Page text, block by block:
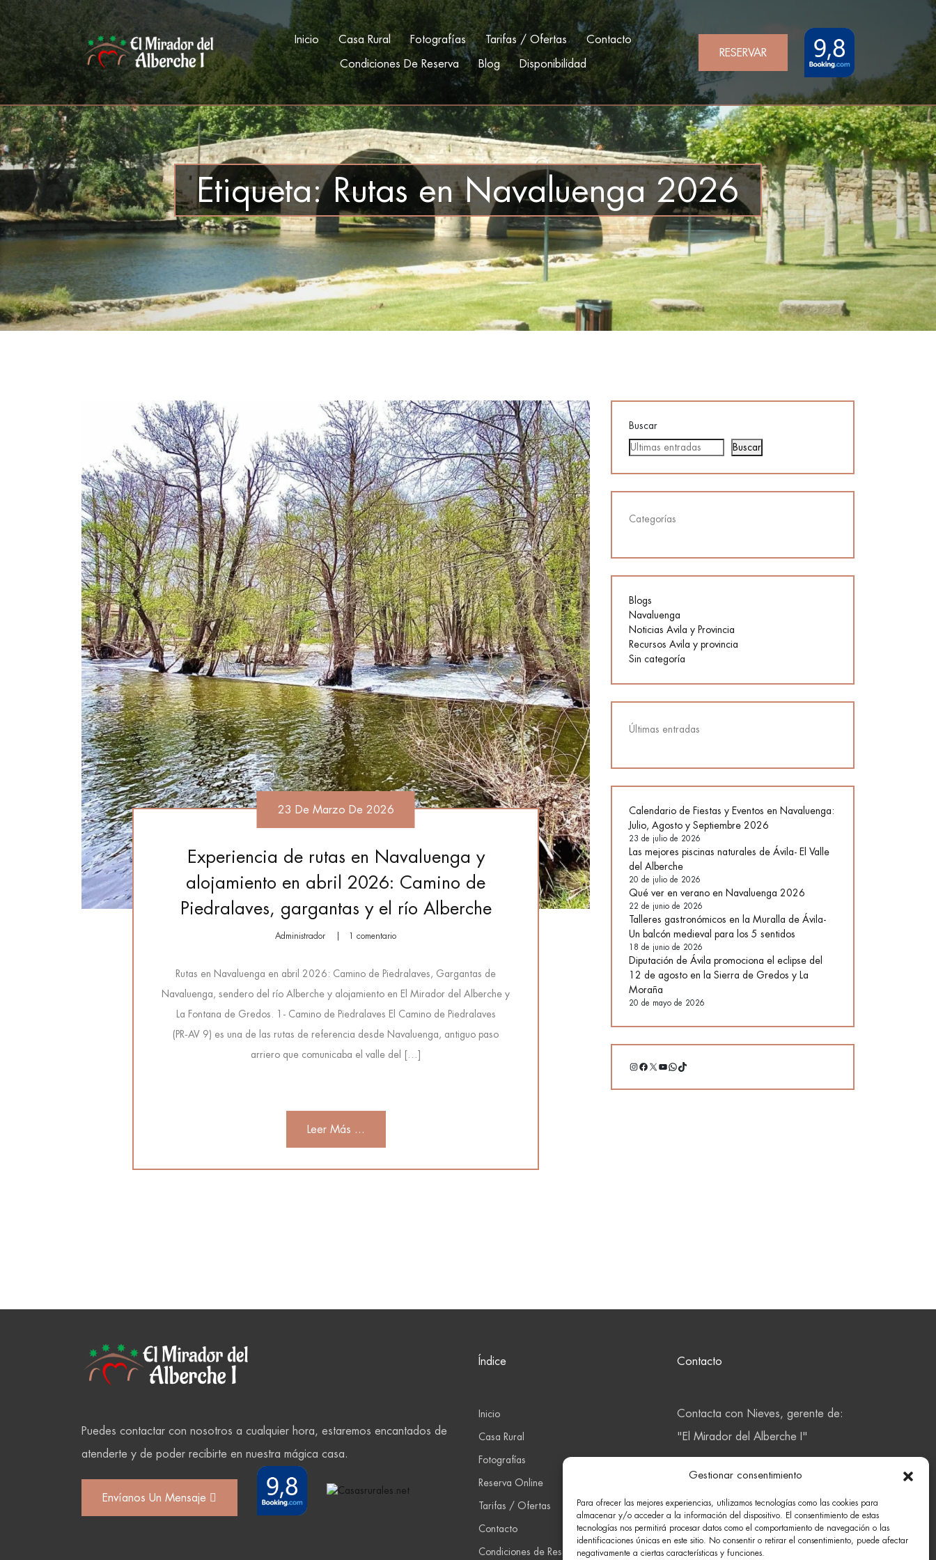
Gestionar consentimiento
Para ofrecer las mejores experiencias, utilizamos tecnologías como las cookies para
almacenar y/o acceder a la información del dispositivo. El consentimiento de estas
tecnologías nos permitirá procesar datos como el comportamiento de navegación o las
identificaciones únicas en este sitio. No consentir o retirar el consentimiento, puede afectar
negativamente a ciertas características y funciones.
Inicio Casa Rural Fotografías Tarifas / Ofertas
Contacto
Condiciones De Reserva
Blog Disponibilidad
RESERVAR
Etiqueta:Rutas en Navaluenga 2026
23 De Marzo De 2026
Experiencia de rutas en Navaluenga y
alojamiento en abril 2026: Camino de
Piedralaves, gargantas y el río Alberche
Administrador 1 comentario
Rutas en Navaluenga en abril 2026: Camino de Piedralaves, Gargantas de
Navaluenga, sendero del río Alberche y alojamiento en El Mirador del Alberche y
La Fontana de Gredos. 1- Camino de Piedralaves El Camino de Piedralaves
(PR‑AV 9) es una de las rutas de referencia desde Navaluenga, antiguo paso
arriero que comunicaba el valle del […]
Leer Más ...
Buscar
Buscar
Categorías
Blogs
Navaluenga
Noticias Avila y Provincia
Recursos Avila y provincia
Sin categoría
Últimas entradas
Calendario de Fiestas y Eventos en Navaluenga:
Julio, Agosto y Septiembre 2026
23 de julio de 2026
Las mejores piscinas naturales de Ávila- El Valle
del Alberche
20 de julio de 2026
Qué ver en verano en Navaluenga 2026
22 de junio de 2026
Talleres gastronómicos en la Muralla de Ávila-
Un balcón medieval para los 5 sentidos
18 de junio de 2026
Diputación de Ávila promociona el eclipse del
12 de agosto en la Sierra de Gredos y La
Moraña
20 de mayo de 2026
Instagram
Facebook
X YouTube
WhatsApp
TikTok
Puedes contactar con nosotros a cualquier hora, estaremos encantados de
atenderte y de poder recibirte en nuestra mágica casa.
Envíanos Un Mensaje
Índice
Inicio
Casa Rural
Fotografías
Reserva Online
Tarifas / Ofertas
Contacto
Condiciones de Reserva
Contacto
Contacta con Nieves, gerente de:
"El Mirador del Alberche I"
Llámanos 615110449